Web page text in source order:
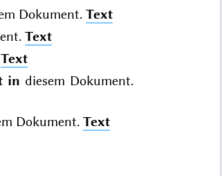
Dokument. Text
Text
Text
in diesem Dokument.
Dokument. Text